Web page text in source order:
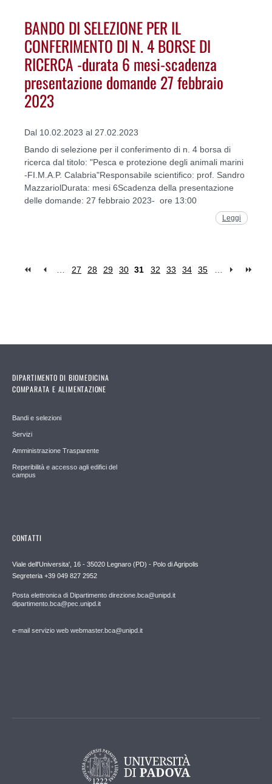
BANDO DI SELEZIONE PER IL
CONFERIMENTO DI N. 4 BORSE DI
RICERCA -durata 6 mesi-scadenza
presentazione domande 27 febbraio
2023
Dal 10.02.2023 al 27.02.2023
Bando di selezione per il conferimento di n. 4 borsa di
ricerca dal titolo: "Pesca e protezione degli animali marini
-FI.M.A.P. Calabria"Responsabile scientifico: prof. Sandro
MazzariolDurata: mesi 6Scadenza della presentazione
delle domande: 27 febbraio 2023- ore 13:00
Leggi
… 27 28 29 30 31 32 33 34 35 …
DIPARTIMENTO DI BIOMEDICINA
COMPARATA E ALIMENTAZIONE
Bandi e selezioni
Servizi
Amministrazione Trasparente
Reperibilità e accesso agli edifici del
campus
CONTATTI
Viale dell'Universita', 16 - 35020 Legnaro (PD) - Polo di Agripolis
Segreteria +39 049 827 2952
Posta elettronica di Dipartimento direzione.bca@unipd.it
dipartimento.bca@pec.unipd.it
e-mail servizio web webmaster.bca@unipd.it